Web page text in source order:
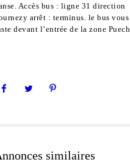
Accès bus : ligne 31 direction
arrêt : terminus. le bus vous
devant l’entrée de la zone
similaires